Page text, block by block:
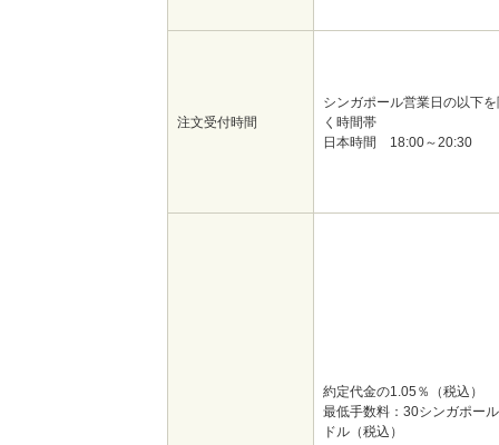
注文受付時間
シンガポール営業日の以下
く時間帯
日本時間 18:00～20:30
約定代金の1.05％（税込）
最低手数料：30シンガポール
ドル（税込）